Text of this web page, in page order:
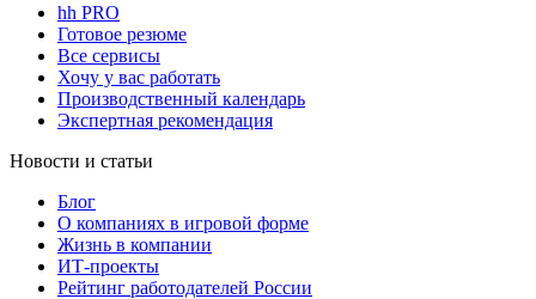
hh PRO
Готовое резюме
Все сервисы
Хочу у вас работать
Производственный календарь
Экспертная рекомендация
Новости и статьи
Блог
О компаниях в игровой форме
Жизнь в компании
ИТ-проекты
Рейтинг работодателей России